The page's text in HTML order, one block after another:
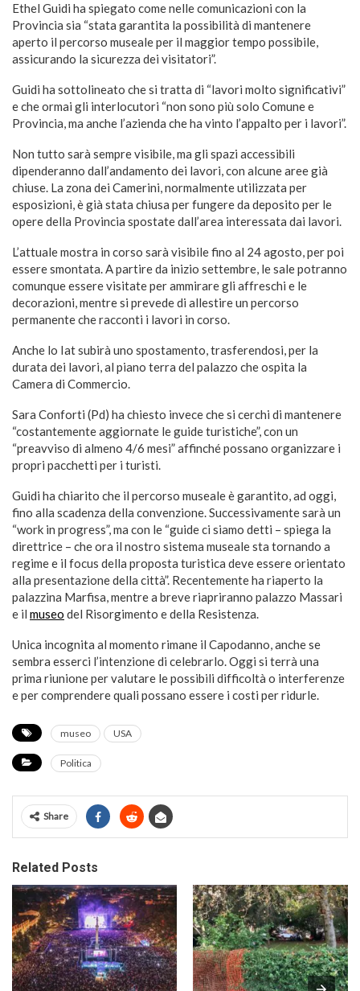
Ethel Guidi ha spiegato come nelle comunicazioni con la
Provincia sia “stata garantita la possibilità di mantenere
aperto il percorso museale per il maggior tempo possibile,
assicurando la sicurezza dei visitatori”.
Guidi ha sottolineato che si tratta di “lavori molto significativi”
e che ormai gli interlocutori “non sono più solo Comune e
Provincia, ma anche l’azienda che ha vinto l’appalto per i lavori”.
Non tutto sarà sempre visibile, ma gli spazi accessibili
dipenderanno dall’andamento dei lavori, con alcune aree già
chiuse. La zona dei Camerini, normalmente utilizzata per
esposizioni, è già stata chiusa per fungere da deposito per le
opere della Provincia spostate dall’area interessata dai lavori.
L’attuale mostra in corso sarà visibile fino al 24 agosto, per poi
essere smontata. A partire da inizio settembre, le sale potranno
comunque essere visitate per ammirare gli affreschi e le
decorazioni, mentre si prevede di allestire un percorso
permanente che racconti i lavori in corso.
Anche lo Iat subirà uno spostamento, trasferendosi, per la
durata dei lavori, al piano terra del palazzo che ospita la
Camera di Commercio.
Sara Conforti (Pd) ha chiesto invece che si cerchi di mantenere
“costantemente aggiornate le guide turistiche”, con un
“preavviso di almeno 4/6 mesi” affinché possano organizzare i
propri pacchetti per i turisti.
Guidi ha chiarito che il percorso museale è garantito, ad oggi,
fino alla scadenza della convenzione. Successivamente sarà un
“work in progress”, ma con le “guide ci siamo detti – spiega la
direttrice – che ora il nostro sistema museale sta tornando a
regime e il focus della proposta turistica deve essere orientato
alla presentazione della città”. Recentemente ha riaperto la
palazzina Marfisa, mentre a breve riapriranno palazzo Massari
e il museo del Risorgimento e della Resistenza.
Unica incognita al momento rimane il Capodanno, anche se
sembra esserci l’intenzione di celebrarlo. Oggi si terrà una
prima riunione per valutare le possibili difficoltà o interferenze
e per comprendere quali possano essere i costi per ridurle.
museo USA
Politica
Share
Related Posts